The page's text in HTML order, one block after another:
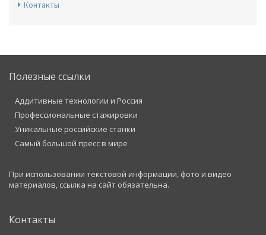
Контакты
Полезные ссылки
Аддитивные технологии и Россия
Профессиональные стажировки
Уникальные российские станки
Самый большой пресс в мире
При использовании текстовой информации, фото и видео
материалов, ссылка на сайт обязательна.
Контакты